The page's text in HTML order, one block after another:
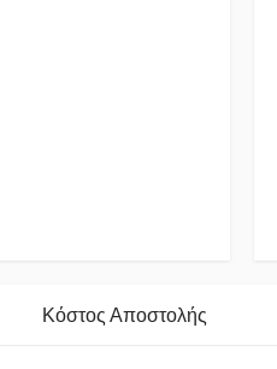
Κόστος Αποστολής